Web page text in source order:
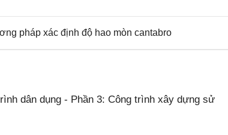
pháp xác định độ hao mòn cantabro
dân dụng - Phần 3: Công trình xây dựng sử